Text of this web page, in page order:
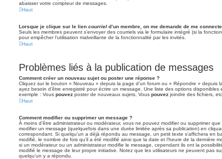
abaisser votre compteur de messages.
Haut
Lorsque je clique sur le lien courriel d’un membre, on me demande de me
Seuls les membres peuvent s’envoyer des courriels via le formulaire intégré (si la
pour empêcher l’utilisation malveillante de la fonctionnalité par les invités.
Haut
Problèmes liés à la publication de messages
Comment créer un nouveau sujet ou poster une réponse ?
Cliquez sur le bouton « Nouveau » depuis la page d’un forum ou « Répondre » depuis
ayez besoin d’être enregistré pour écrire un message. Une liste des options
exemple : Vous pouvez poster de nouveaux sujets, Vous pouvez joindre des fichiers,
Haut
Comment modifier ou supprimer un message ?
À moins d’être administrateur ou modérateur, vous ne pouvez modifier ou supprimer
modifier un message (quelquefois dans une durée limitée après sa publication) en
correspondant. Si quelqu’un a déjà répondu au message, un petit texte s’affichera en
modifié, le nombre de fois qu’il a été modifié ainsi que la date et l’heure de la dernière
si un modérateur ou un administrateur modifie le message, cependant ils ont la
modifié le message de leur propre initiative. Notez que les utilisateurs ne peuvent pas
quelqu’un y a répondu.